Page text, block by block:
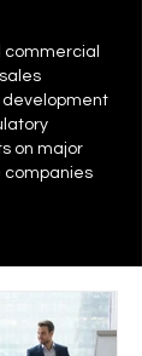
development
on major
companies